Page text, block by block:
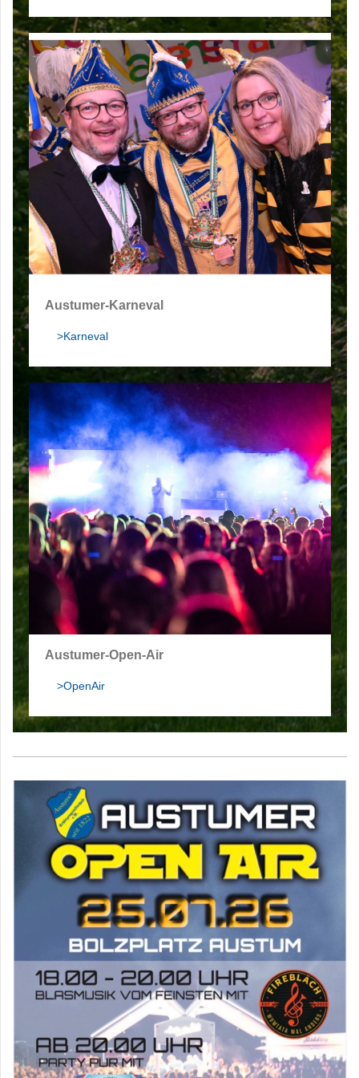
Austumer-Karneval
>Karneval
Austumer-Open-Air
>OpenAir